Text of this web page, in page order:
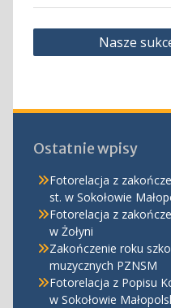
Nawigacja
wpisu
Nasze
Ostatnie wpisy
Fotorelacja z
st. w Sokołowie
Fotorelacja z
w Żołyni
Zakończenie roku
muzycznych PZNSM
Fotorelacja z Popisu
w Sokołowie